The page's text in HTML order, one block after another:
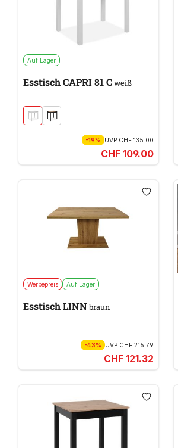
Auf Lager
Esstisch CAPRI 81 Cweiß
-19% UVPCHF 135.00
CHF 109.00
Werbepreis Auf Lager
Esstisch LINNbraun
-43% UVPCHF 215.79
CHF 121.32